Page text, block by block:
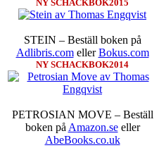
NY SCHACKBOK2015
STEIN – Beställ boken på
Adlibris.comellerBokus.com
NY SCHACKBOK2014
PETROSIAN MOVE – Beställ
boken på Amazon.seeller
AbeBooks.co.uk